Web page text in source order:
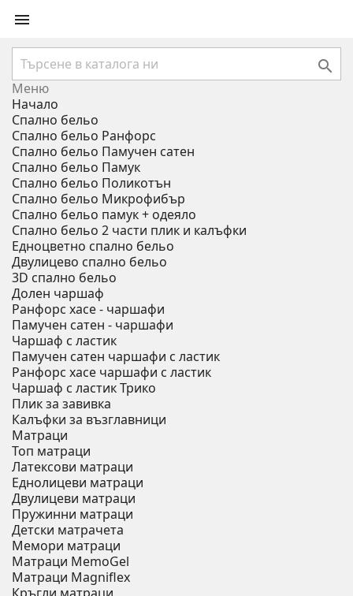


Меню
Начало
Спално бельо
Спално бельо Ранфорс
Спално бельо Памучен сатен
Спално бельо Памук
Спално бельо Поликотън
Спално бельо Микрофибър
Спално бельо памук + одеяло
Спално бельо 2 части плик и калъфки
Eдноцветно спално бельо
Двулицево спално бельо
3D спално бельо
Долен чаршаф
Ранфорс хасе - чаршафи
Памучен сатен - чаршафи
Чаршаф с ластик
Памучен сатен чаршафи с ластик
Ранфорс хасе чаршафи с ластик
Чаршаф с ластик Трико
Плик за завивкa
Калъфки за възглавници
Матраци
Топ матраци
Латексови матраци
Еднолицеви матраци
Двулицеви матраци
Пружинни матраци
Детски матрачета
Мемори матраци
Mатраци MemoGel
Матраци Мagniflex